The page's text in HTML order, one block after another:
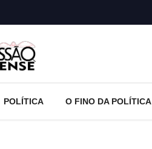
POLÍTICA O FINO DA POLÍTICA